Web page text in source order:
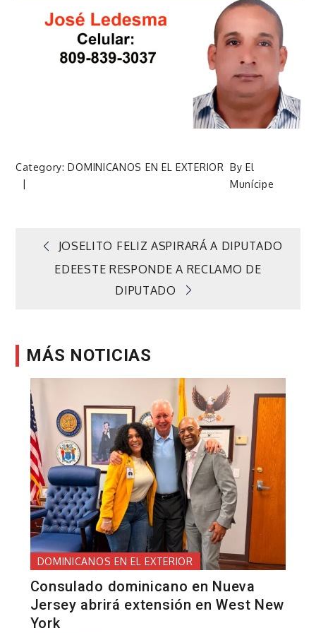
Category:DOMINICANOS EN EL EXTERIOR By El
Munícipe
Navegación
JOSELITO FELIZ ASPIRARÁ A DIPUTADO
EDEESTE RESPONDE A RECLAMO DE
DIPUTADO
MÁS NOTICIAS
DOMINICANOS EN EL EXTERIOR
Consulado dominicano en Nueva
Jersey abrirá extensión en West New
York